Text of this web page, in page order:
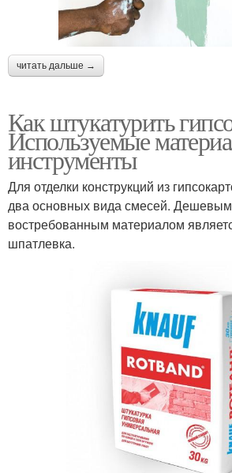
читать дальше →
Как штукатурить
Используемые
инструменты
Для отделки конструкций из
два основных вида смесей.
востребованным материалом
шпатлевка.